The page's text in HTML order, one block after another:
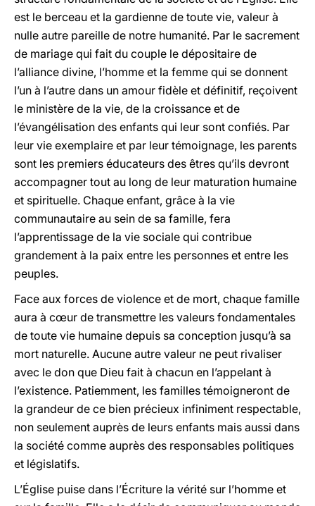
est le berceau et la gardienne de toute vie, valeur à
nulle autre pareille de notre humanité. Par le sacrement
de mariage qui fait du couple le dépositaire de
l’alliance divine, l’homme et la femme qui se donnent
l’un à l’autre dans un amour fidèle et définitif, reçoivent
le ministère de la vie, de la croissance et de
l’évangélisation des enfants qui leur sont confiés. Par
leur vie exemplaire et par leur témoignage, les parents
sont les premiers éducateurs des êtres qu’ils devront
accompagner tout au long de leur maturation humaine
et spirituelle. Chaque enfant, grâce à la vie
communautaire au sein de sa famille, fera
l’apprentissage de la vie sociale qui contribue
grandement à la paix entre les personnes et entre les
peuples.
Face aux forces de violence et de mort, chaque famille
aura à cœur de transmettre les valeurs fondamentales
de toute vie humaine depuis sa conception jusqu’à sa
mort naturelle. Aucune autre valeur ne peut rivaliser
avec le don que Dieu fait à chacun en l’appelant à
l’existence. Patiemment, les familles témoigneront de
la grandeur de ce bien précieux infiniment respectable,
non seulement auprès de leurs enfants mais aussi dans
la société comme auprès des responsables politiques
et législatifs.
L’Église puise dans l’Écriture la vérité sur l’homme et